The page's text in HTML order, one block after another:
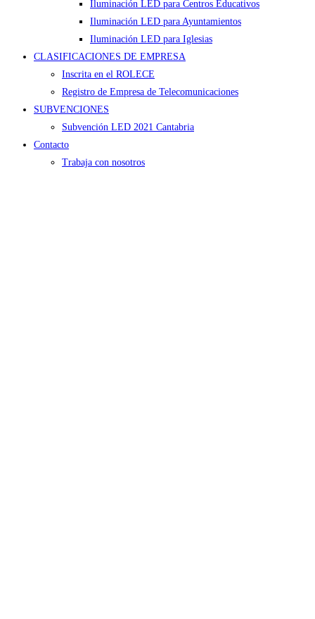
Iluminación LED para Centros Educativos
Iluminación LED para Ayuntamientos
Iluminación LED para Iglesias
CLASIFICACIONES DE EMPRESA
Inscrita en el ROLECE
Registro de Empresa de Telecomunicaciones
SUBVENCIONES
Subvención LED 2021 Cantabria
Contacto
Trabaja con nosotros